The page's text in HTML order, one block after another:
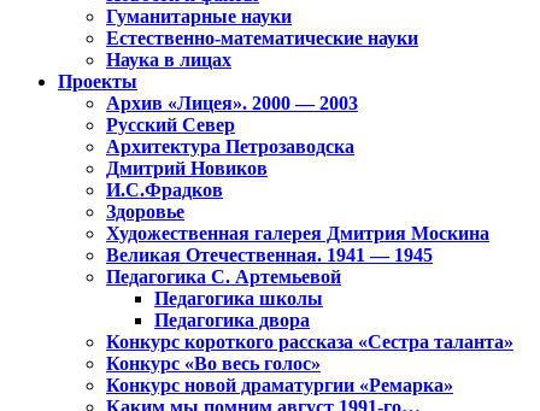
Гуманитарные науки
Естественно-математические науки
Наука в лицах
Проекты
Архив «Лицея». 2000 — 2003
Русский Север
Архитектура Петрозаводска
Дмитрий Новиков
И.С.Фрадков
Здоровье
Художественная галерея Дмитрия Москина
Великая Отечественная. 1941 — 1945
Педагогика С. Артемьевой
Педагогика школы
Педагогика двора
Конкурс короткого рассказа «Сестра таланта»
Конкурс «Во весь голос»
Конкурс новой драматургии «Ремарка»